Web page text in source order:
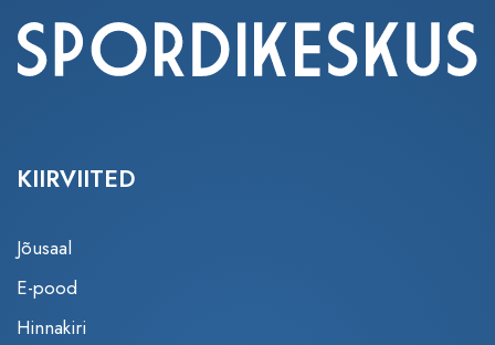
KIIRVIITED
Jõusaal
E-pood
Hinnakiri